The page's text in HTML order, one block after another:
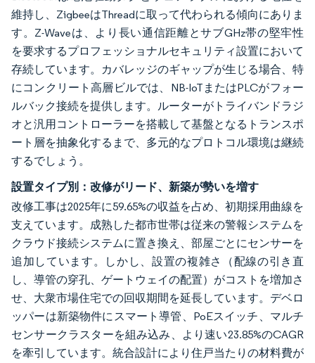
維持し、ZigbeeはThreadに取って代わられる傾向にありま
す。Z-Waveは、より長い通信距離とサブGHz帯の堅牢性
を要求するプロフェッショナルセキュリティ設置において
存続しています。カバレッジのギャップが生じる場合、特
にコンクリート高層ビルでは、NB-IoTまたはPLCがフォー
ルバック接続を提供します。ルーターがトライバンドラジ
オと汎用コントローラーを搭載して基盤となるトランスポ
ート層を抽象化するまで、多元的なプロトコル環境は継続
するでしょう。
設置タイプ別：改修がリード、新築が勢いを増す
改修工事は2025年に59.65%の収益を占め、初期採用曲線を
支えています。成熟した都市世帯は従来の警報システムを
クラウド接続システムに置き換え、部屋ごとにセンサーを
追加しています。しかし、設置の複雑さ（配線の引き直
し、導管の穿孔、ゲートウェイの配置）がコストを増加さ
せ、大衆市場住宅での回収期間を延長しています。デベロ
ッパーは新築物件にスマート導管、PoEスイッチ、マルチ
センサークラスターを組み込み、より速い23.85%のCAGR
を牽引しています。統合設計により住戸当たりの材料費が